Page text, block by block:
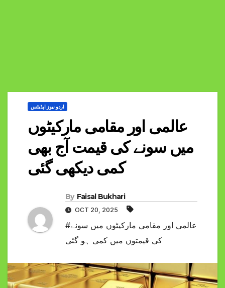
اردو نیوز اپڈیٹس
عالمی اور مقامی مارکیٹوں
میں سونے کی قیمت آج بھی
کمی دیکھی گئی
By Faisal Bukhari
OCT 20, 2025
#عالمی اور مقامی مارکیٹوں میں سونے
کی قیمتوں میں کمی ہو گئی